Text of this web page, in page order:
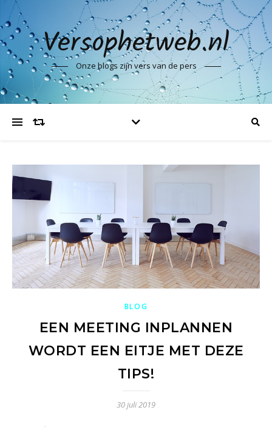
Versophetweb.nl
Onze blogs zijn vers van de pers
BLOG
EEN MEETING INPLANNEN
WORDT EEN EITJE MET DEZE
TIPS!
30 juli 2019